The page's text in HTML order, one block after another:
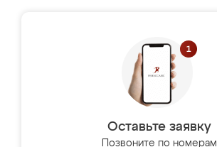
Оставьте заявку
Позвоните по номерам